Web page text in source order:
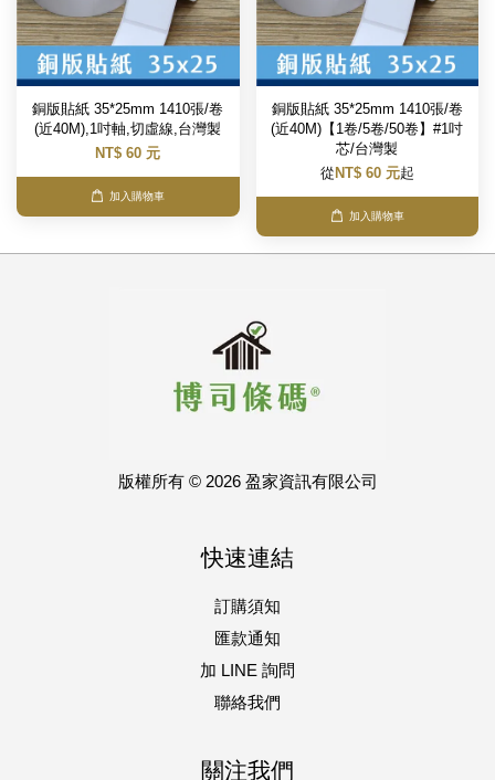
銅版貼紙 35*25mm 1410張/卷
(近40M),1吋軸,切虛線,台灣製
NT$ 60 元
加入購物車
銅版貼紙 35*25mm 1410張/卷
(近40M)【1卷/5卷/50卷】#1吋
芯/台灣製
從 NT$ 60 元起
加入購物車
版權所有 © 2026 盈家資訊有限公司
快速連結
訂購須知
匯款通知
加 LINE 詢問
聯絡我們
關注我們